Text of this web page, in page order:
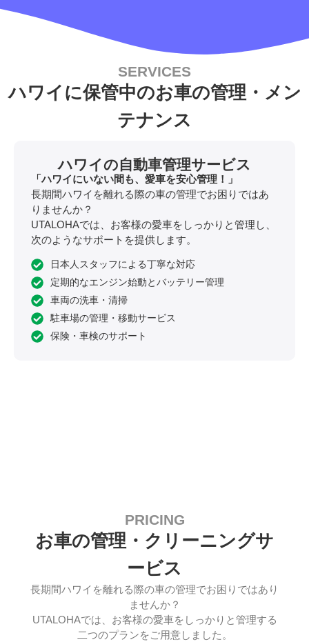
SERVICES
ハワイに保管中のお車の管理・メン
テナンス
ハワイの自動車管理サービス
「ハワイにいない間も、愛車を安心管理！」
長期間ハワイを離れる際の車の管理でお困りではあ
りませんか？
UTALOHAでは、お客様の愛車をしっかりと管理し、
次のようなサポートを提供します。
日本人スタッフによる丁寧な対応
定期的なエンジン始動とバッテリー管理
車両の洗車・清掃
駐車場の管理・移動サービス
保険・車検のサポート
PRICING
お車の管理・クリーニングサ
ービス
長期間ハワイを離れる際の車の管理でお困りではあり
ませんか？
UTALOHAでは、お客様の愛車をしっかりと管理する
二つのプランをご用意しました。